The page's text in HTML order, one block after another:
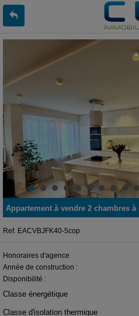
Appartement à vendre 2 chambres à
Ref. EACVBJFK40-5cop
Honoraires d'agence
Année de construction :
Disponibilité :
Classe énergétique
Classe d'isolation thermique